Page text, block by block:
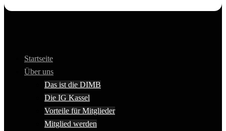
Startseite
Über uns
Das ist die DIMB
Die IG Kassel
Vorteile für Mitglieder
Mitglied werden